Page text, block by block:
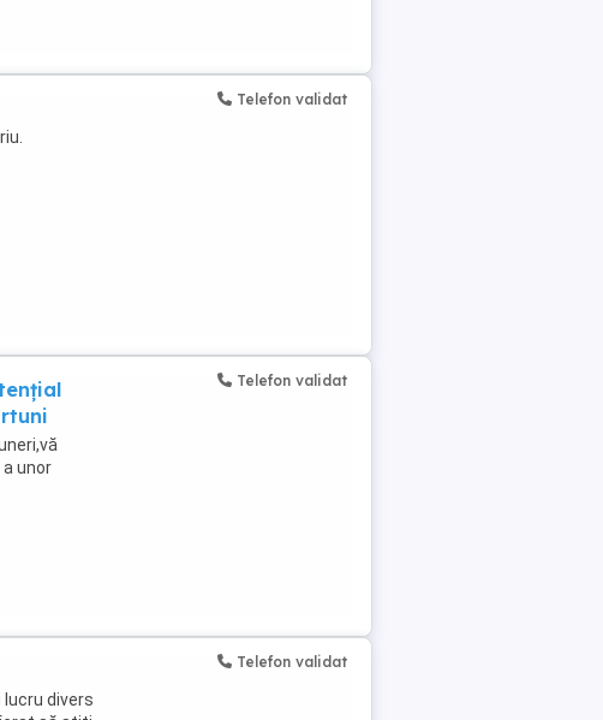
Telefon validat
unor
Telefon validat
lucru divers
Telefon validat